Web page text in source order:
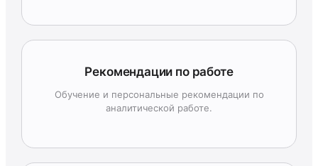
Рекомендации по работе
Обучение и персональные рекомендации по
аналитической работе.